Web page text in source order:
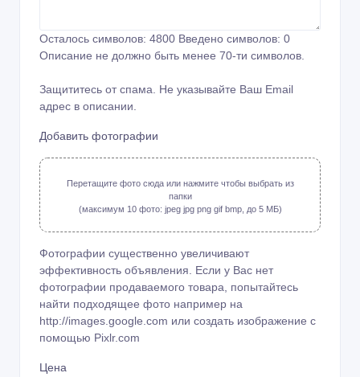
Осталось символов: 4800 Введено символов: 0
Описание не должно быть менее 70-ти символов.
Защититесь от спама. Не указывайте Ваш Email
адрес в описании.
Добавить фотографии
Перетащите фото сюда или нажмите чтобы выбрать из
папки
(максимум 10 фото: jpeg jpg png gif bmp, до 5 МБ)
Фотографии существенно увеличивают
эффективность объявления. Если у Вас нет
фотографии продаваемого товара, попытайтесь
найти подходящее фото например на
http://images.google.com или создать изображение с
помощью Pixlr.com
Цена